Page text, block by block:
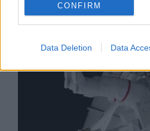
CONFIRM
Data Deletion Data
Изкуствен интелект
създаде нови